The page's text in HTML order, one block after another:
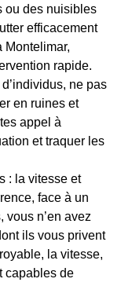
ou des nuisibles
efficacement
Montelimar,
rapide.
ne pas
en ruines et
appel à
et traquer les
: la vitesse et
face à un
vous n’en avez
ils vous privent
la vitesse,
capables de